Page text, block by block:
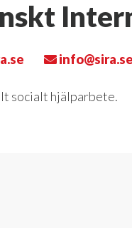
info@sira.se
socialt hjälparbete.